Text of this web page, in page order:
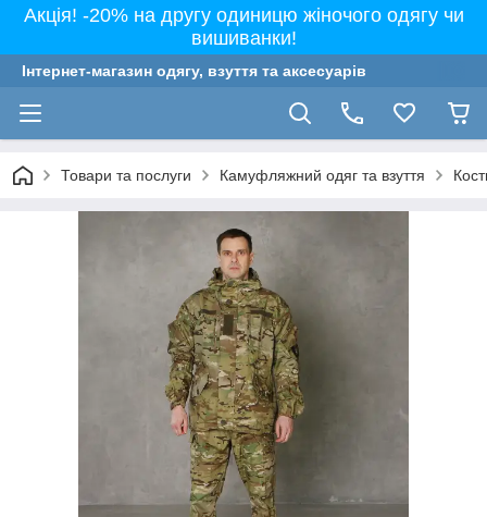
Акція! -20% на другу одиницю жіночого одягу чи
вишиванки!
Інтернет-магазин одягу, взуття та аксесуарів
Товари та послуги Камуфляжний одяг та взуття